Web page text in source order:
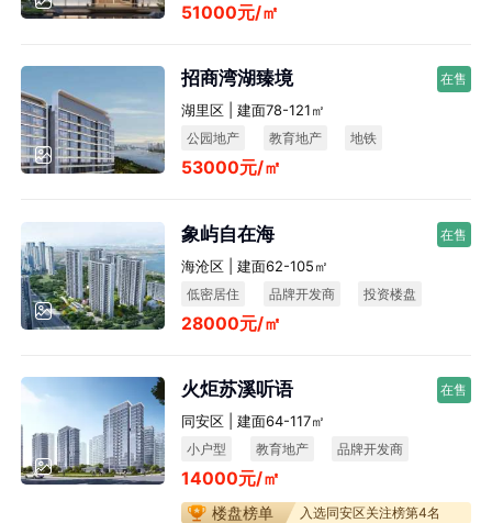
品牌开发商
51000元/㎡
招商湾湖臻境 在售
湖里区 | 建面78-121㎡
公园地产 教育地产
地铁
品牌开发商
53000元/㎡
象屿自在海 在售
海沧区 | 建面62-105㎡
低密居住 品牌开发商
投资楼盘
宜居生态
教育地产
28000元/㎡
火炬苏溪听语 在售
同安区 | 建面64-117㎡
小户型 教育地产
品牌开发商
低密居住
宜居生态
14000元/㎡
楼盘榜单 入选同安区关注榜第4名